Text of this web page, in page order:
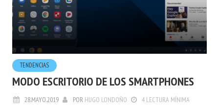
TENDENCIAS
MODO ESCRITORIO DE LOS SMARTPHONES
28.MAYO.2019 POR HUGO LONDOÑO 4 LECTURA MÍNIMA